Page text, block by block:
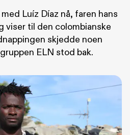
Luíz Díaz nå, faren hans
viser til den colombianske
skjedde noen
ELN stod bak.